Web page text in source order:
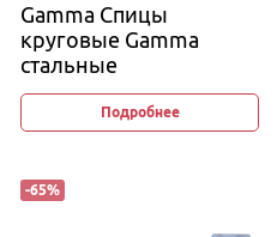
Gamma Спицы
круговые Gamma
стальные
на металлической
Подробнее
-65%